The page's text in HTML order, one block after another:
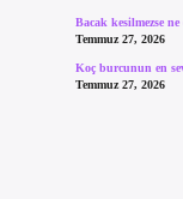
Bacak kesilmezse
Temmuz 27, 2026
Koç burcunun en
Temmuz 27, 2026